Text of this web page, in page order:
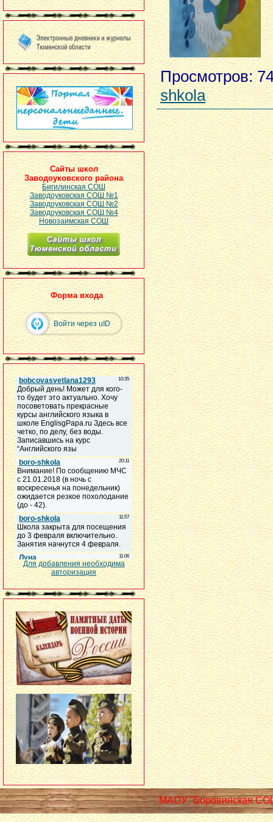
Сайты школ
Заводоуковского района
Бигилинская СОШ
Заводоуковская СОШ №1
Заводоуковская СОШ №2
Заводоуковская СОШ №4
Новозаимская СОШ
Форма входа
Войти через uID
Для добавления необходима
авторизация
Просмотров:
shkola
МАОУ "Боровинская